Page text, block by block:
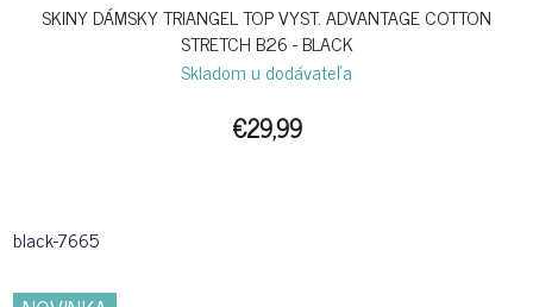
SKINY DÁMSKY TRIANGEL TOP VYST. ADVANTAGE COTTON
STRETCH B26 - BLACK
Skladom u dodávateľa
€29,99
black-7665